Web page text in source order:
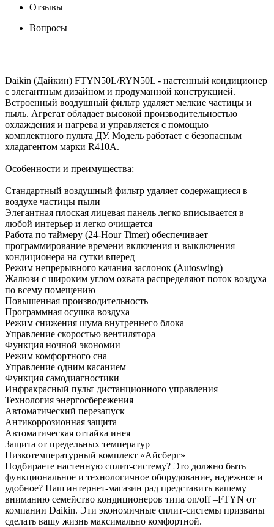
Отзывы
Вопросы
Daikin (Дайкин) FTYN50L/RYN50L - настенный кондиционер
с элегантным дизайном и продуманной конструкцией.
Встроенный воздушный фильтр удаляет мелкие частицы и
пыль. Агрегат обладает высокой производительностью
охлаждения и нагрева и управляется с помощью
комплектного пульта ДУ. Модель работает с безопасным
хладагентом марки R410A.
Особенности и преимущества:
Стандартный воздушный фильтр удаляет содержащиеся в
воздухе частицы пыли
Элегантная плоская лицевая панель легко вписывается в
любой интерьер и легко очищается
Работа по таймеру (24-Hour Timer) обеспечивает
программирование времени включения и выключения
кондиционера на сутки вперед
Режим непрерывного качания заслонок (Autoswing)
Жалюзи с широким углом охвата распределяют поток воздуха
по всему помещению
Повышенная производительность
Программная осушка воздуха
Режим снижения шума внутреннего блока
Управление скоростью вентилятора
Функция ночной экономии
Режим комфортного сна
Управление одним касанием
Функция самодиагностики
Инфракрасный пульт дистанционного управления
Технология энергосбережения
Автоматический перезапуск
Антикоррозионная защита
Автоматическая оттайка инея
Защита от предельных температур
Низкотемпературный комплект «Айсберг»
Подбираете настенную сплит-систему? Это должно быть
функциональное и технологичное оборудование, надежное и
удобное? Наш интернет-магазин рад представить вашему
вниманию семейство кондиционеров типа on/off –FTYN от
компании Daikin. Эти экономичные сплит-системы призваны
сделать вашу жизнь максимально комфортной.